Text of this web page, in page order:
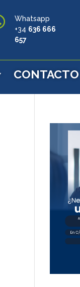
Whatsapp
+34 636 666
657
CONTACTO